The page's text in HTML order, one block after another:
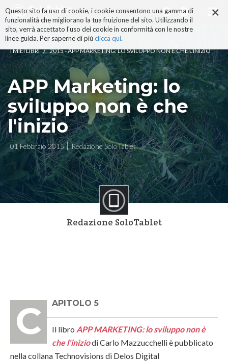
×
Questo sito fa uso di cookie, i cookie consentono una gamma di
funzionalità che migliorano la tua fruizione del sito. Utilizzando il
sito, verrà accettato l'uso dei cookie in conformità con le nostre
linee guida. Per saperne di più clicca qui.
ai
contenuti.
|
alla
navigazione
I MIEI LIBRI / 2015 - APP MARKETING: LO SVILUPPO NON È CHE L'INIZIO
APP Marketing: lo
sviluppo non è che
l'inizio
01 Febbraio 2015 Redazione SoloTablet
Redazione SoloTablet
CAPITOLO 5
Il libro APP MARKETING: lo sviluppo non è
che l'iniziodi Carlo Mazzucchelli è pubblicato
nella collana Technovisions di Delos Digital